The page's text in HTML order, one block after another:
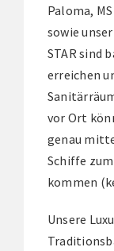
Paloma,
sowie
STAR sind
erreichen
vor Ort
genau
Schiffe
kommen
Unsere